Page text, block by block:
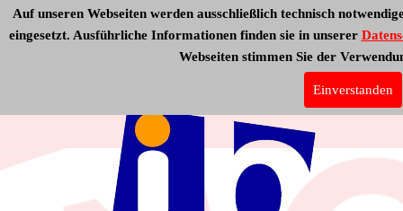
Auf unseren Webseiten werden ausschließlich technisch
eingesetzt. Ausführliche Informationen finden sie in unserer
Webseiten stimmen Sie der
Einverstanden